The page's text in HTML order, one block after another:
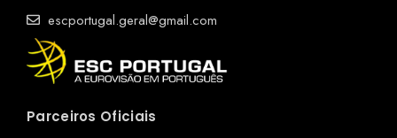
escportugal.geral@gmail.com
Parceiros Oficiais